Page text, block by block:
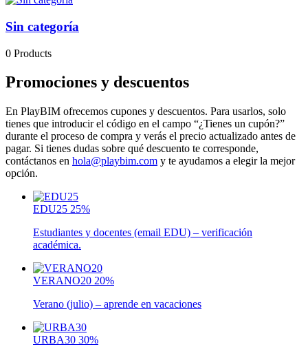
Sin categoría
0 Products
Promociones y descuentos
En PlayBIM ofrecemos cupones y descuentos. Para usarlos, solo
tienes que introducir el código en el campo “¿Tienes un cupón?”
durante el proceso de compra y verás el precio actualizado antes de
pagar. Si tienes dudas sobre qué descuento te corresponde,
contáctanos en hola@playbim.com y te ayudamos a elegir la mejor
opción.
EDU25 25%
Estudiantes y docentes (email EDU) – verificación
académica.
VERANO20 20%
Verano (julio) – aprende en vacaciones
URBA30 30%